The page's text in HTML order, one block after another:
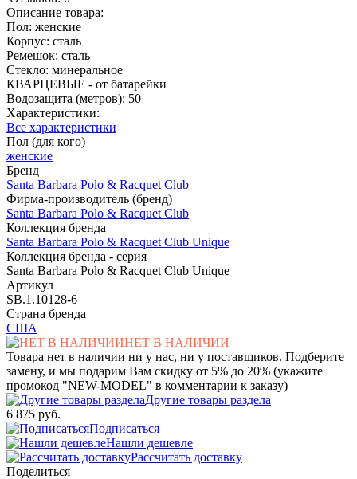
Описание товара:
Пол: женские
Корпус: сталь
Ремешок: сталь
Стекло: минеральное
КВАРЦЕВЫЕ - от батарейки
Водозащита (метров): 50
Характеристики:
Все характеристики
Пол (для кого)
женские
Бренд
Santa Barbara Polo & Racquet Club
Фирма-производитель (бренд)
Santa Barbara Polo & Racquet Club
Коллекция бренда
Santa Barbara Polo & Racquet Club Unique
Коллекция бренда - серия
Santa Barbara Polo & Racquet Club Unique
Артикул
SB.1.10128-6
Страна бренда
США
НЕТ В НАЛИЧИИ
Товара нет в наличии ни у нас, ни у поставщиков. Подберите
замену, и мы подарим Вам скидку от 5% до 20% (укажите
промокод "NEW-MODEL" в комментарии к заказу)
Другие товары раздела
6 875 руб.
Подписаться
Нашли дешевле
Рассчитать доставку
Поделиться